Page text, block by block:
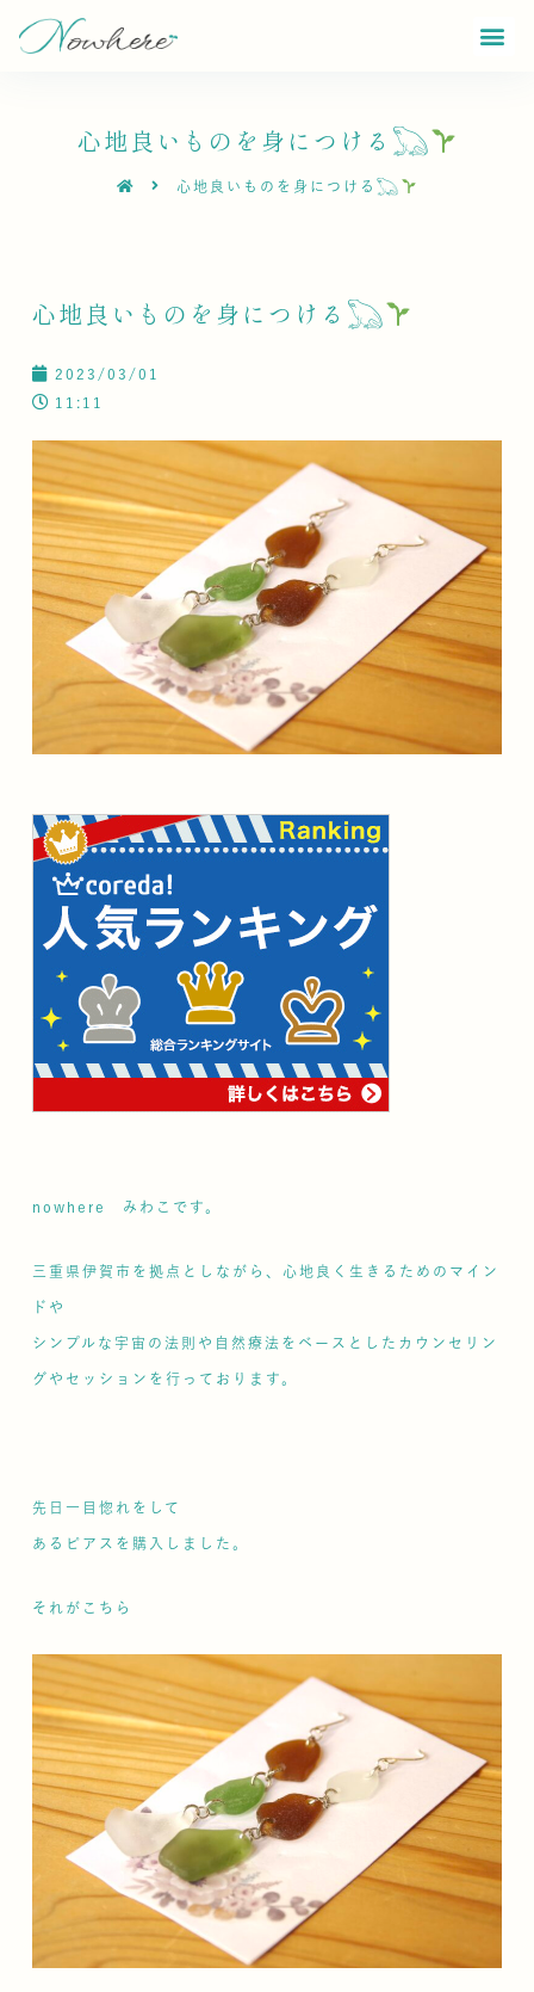
心地良いものを身につける𓆏
心地良いものを身につける𓆏
心地良いものを身につける𓆏
2023/03/01
11:11
​nowhere みわこです。
三重県伊賀市を拠点としながら、心地良く生きるためのマイン
ドや
シンプルな宇宙の法則や自然療法をベースとしたカウンセリン
グやセッションを行っております。
先日一目惚れをして
あるピアスを購入しました。
それがこちら